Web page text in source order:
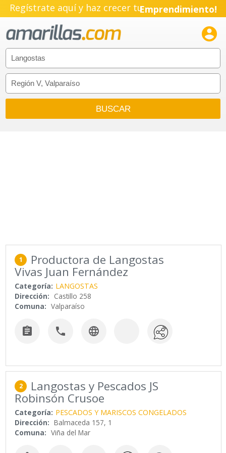
Regístrate aquí y haz crecer tuEmprendimiento!

1 Productora de Langostas
Vivas Juan Fernández
Categoría: LANGOSTAS
Dirección: Castillo 258
Comuna: Valparaíso
  
2 Langostas y Pescados JS
Robinsón Crusoe
Categoría: PESCADOS Y MARISCOS CONGELADOS
Dirección: Balmaceda 157, 1
Comuna: Viña del Mar